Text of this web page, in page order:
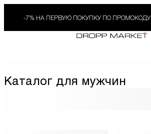
-7% НА ПЕРВУЮ ПОКУПКУ ПО ПРОМОКОДУ
Каталог для мужчин